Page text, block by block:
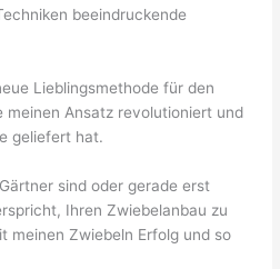
beeindruckende
Lieblingsmethode für den
meinen Ansatz revolutioniert und
geliefert hat.
sind oder gerade erst
Ihren Zwiebelanbau zu
meinen Zwiebeln Erfolg und so